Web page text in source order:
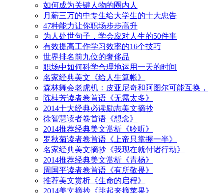
如何成为关键人物的圈内人
月薪三万的中专生给大学生的十大忠告
47种能力让你职场步步高升
为人处世句子，学会应对人生的50件事
有效提高工作学习效率的16个技巧
世界排名前九位的奢侈品
职场中如何科学合理地运用一天的时间
名家经典美文《给人生算帐》
森林舞会老虎机：皮亚尼奇和阿图尔可能互换，
陈桂芳读者卷首语《无需太多》
2014十大经典必读励志美文摘抄
徐智慧读者卷首语《想念》
2014推荐经典美文赏析《聆听》
罗秋菊读者卷首语《上帝只掌握一半》
名家经典美文摘抄《我现在就付诸行动》
2014推荐经典美文赏析《青杨》
周国平读者卷首语《有所敬畏》
推荐美文赏析《生命的启程》
2014美文摘抄《跳起来摘苹果》